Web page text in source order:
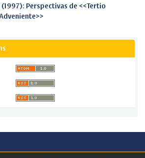
(1997): Perspectivas de <<Tertio